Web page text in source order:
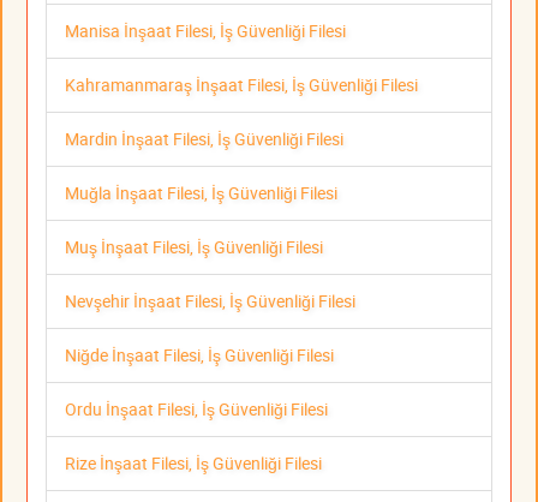
Manisa İnşaat Filesi, İş Güvenliği Filesi
Kahramanmaraş İnşaat Filesi, İş Güvenliği Filesi
Mardin İnşaat Filesi, İş Güvenliği Filesi
Muğla İnşaat Filesi, İş Güvenliği Filesi
Muş İnşaat Filesi, İş Güvenliği Filesi
Nevşehir İnşaat Filesi, İş Güvenliği Filesi
Niğde İnşaat Filesi, İş Güvenliği Filesi
Ordu İnşaat Filesi, İş Güvenliği Filesi
Rize İnşaat Filesi, İş Güvenliği Filesi